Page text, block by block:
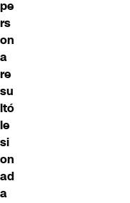
pe
rs
on
a
re
su
ltó
le
si
on
ad
a